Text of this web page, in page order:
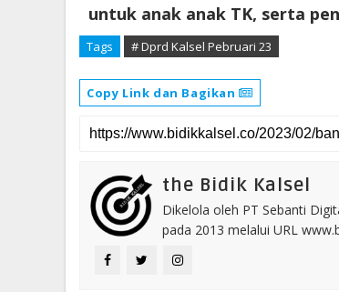
untuk anak anak TK, serta
Tags # Dprd Kalsel Pebruari 23
Copy Link dan Bagikan
the Bidik Kalsel
Dikelola oleh PT Sebanti
pada 2013 melalui URL